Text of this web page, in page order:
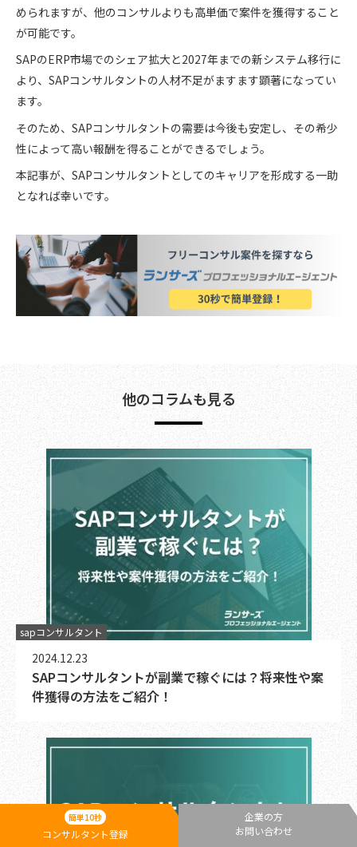
められますが、他のコンサルよりも高単価で案件を獲得すること
が可能です。
SAPのERP市場でのシェア拡大と2027年までの新システム移行に
より、SAPコンサルタントの人材不足がますます顕著になってい
ます。
そのため、SAPコンサルタントの需要は今後も安定し、その希少
性によって高い報酬を得ることができるでしょう。
本記事が、SAPコンサルタントとしてのキャリアを形成する一助
となれば幸いです。
他のコラムも見る
sapコンサルタント
2024.12.23
SAPコンサルタントが副業で稼ぐには？将来性や案
件獲得の方法をご紹介！
簡単10秒
コンサルタント登録
企業の方
お問い合わせ